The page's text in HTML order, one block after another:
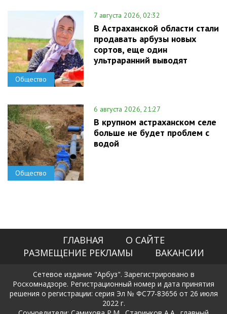
Общество
7 августа 2026, 02:32
В Астраханской области стали
продавать арбузы новых
сортов, еще один
ультраранний выводят
Общество
6 августа 2026, 21:27
В крупном астраханском селе
больше не будет проблем с
водой
ГЛАВНАЯ
О САЙТЕ
РАЗМЕЩЕНИЕ РЕКЛАМЫ
ВАКАНСИИ
Сетевое издание "Арбуз". Зарегистрировано в
Роскомнадзоре. Регистрационный номер и дата принятия
решения о регистрации: серия Эл № ФС77-83656 от 26 июля
2022 г.